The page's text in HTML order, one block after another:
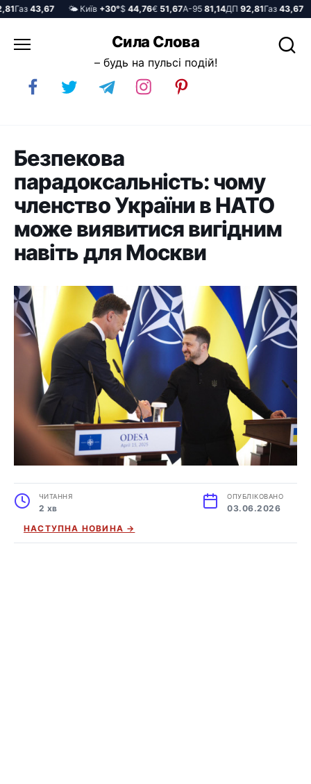
Газ43,67 🌤️ Київ+30°$44,76€51,67А-9581,14ДП92,81Газ43,67
до
Сила Слова
– будь на пульсі подій!
Безпекова
парадоксальність: чому
членство України в НАТО
може виявитися вигідним
навіть для Москви
ЧИТАННЯ
2 хв
ОПУБЛІКОВАНО
03.06.2026
НАСТУПНА НОВИНА →